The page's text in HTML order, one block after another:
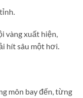
vàng xuất hiện,
hít sâu một hơi.
môn bay đến, từng